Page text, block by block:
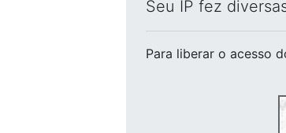
Seu IP fez
Para liberar o acesso